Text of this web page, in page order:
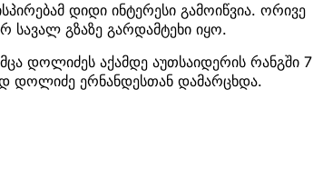
დიდი ინტერესი გამოიწვია. ორივე
სავალ გზაზე გარდამტეხი იყო.
დოლიძეს აქამდე აუთსაიდერის რანგში 7
დოლიძე ერნანდესთან დამარცხდა.